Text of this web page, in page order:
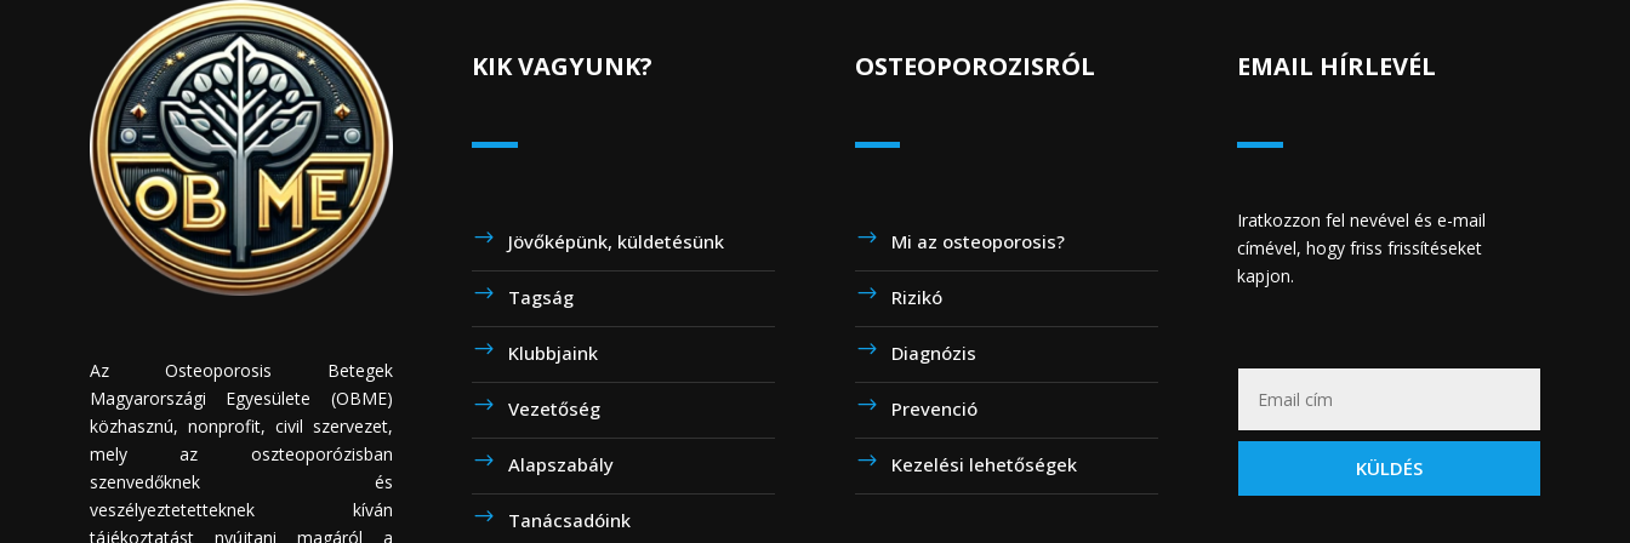
Az Osteoporosis Betegek
Magyarországi Egyesülete (OBME)
közhasznú, nonprofit, civil szervezet,
mely az oszteoporózisban
szenvedőknek és
veszélyeztetetteknek kíván
tájékoztatást nyújtani magáról a
KIK VAGYUNK?
Jövőképünk, küldetésünk
Tagság
Klubbjaink
Vezetőség
Alapszabály
Tanácsadóink
OSTEOPOROZISRÓL
Mi az osteoporosis?
Rizikó
Diagnózis
Prevenció
Kezelési lehetőségek
EMAIL HÍRLEVÉL
Iratkozzon fel nevével és e-mail
címével, hogy friss frissítéseket
kapjon.
KÜLDÉS